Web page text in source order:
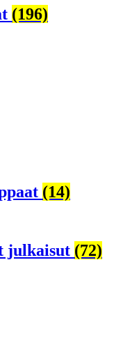
(196)
(14)
julkaisut (72)